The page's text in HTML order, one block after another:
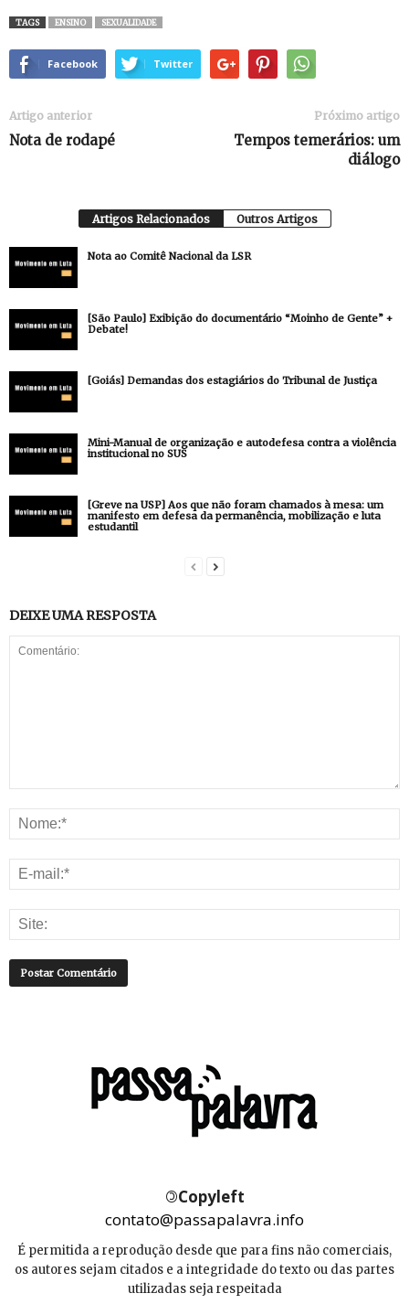
TAGS ENSINO SEXUALIDADE
Facebook Twitter
Artigo anterior
Nota de rodapé
Próximo artigo
Tempos temerários: um
diálogo
Artigos Relacionados Outros Artigos
Nota ao Comitê Nacional da LSR
[São Paulo] Exibição do documentário “Moinho de Gente” +
Debate!
[Goiás] Demandas dos estagiários do Tribunal de Justiça
Mini-Manual de organização e autodefesa contra a violência
institucional no SUS
[Greve na USP] Aos que não foram chamados à mesa: um
manifesto em defesa da permanência, mobilização e luta
estudantil
DEIXE UMA RESPOSTA
©Copyleft
contato@passapalavra.info
É permitida a reprodução desde que para fins não comerciais,
os autores sejam citados e a integridade do texto ou das partes
utilizadas seja respeitada